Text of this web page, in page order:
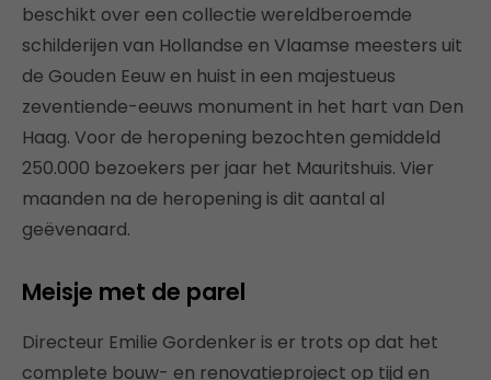
beschikt over een collectie wereldberoemde
schilderijen van Hollandse en Vlaamse meesters uit
de Gouden Eeuw en huist in een majestueus
zeventiende-eeuws monument in het hart van Den
Haag. Voor de heropening bezochten gemiddeld
250.000 bezoekers per jaar het Mauritshuis. Vier
maanden na de heropening is dit aantal al
geëvenaard.
Meisje met de parel
Directeur Emilie Gordenker is er trots op dat het
complete bouw- en renovatieproject op tijd en